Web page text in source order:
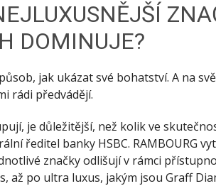
DOMINUJE?
jak ukázat své bohatství. A na
rádi předvádějí.
je důležitější, než kolik ve
ředitel banky HSBC. RAMBOURG
značky odlišují v rámci
až po ultra luxus, jakým jsou Graff